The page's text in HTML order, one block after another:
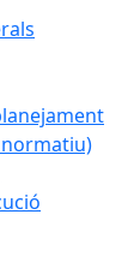
normatiu)